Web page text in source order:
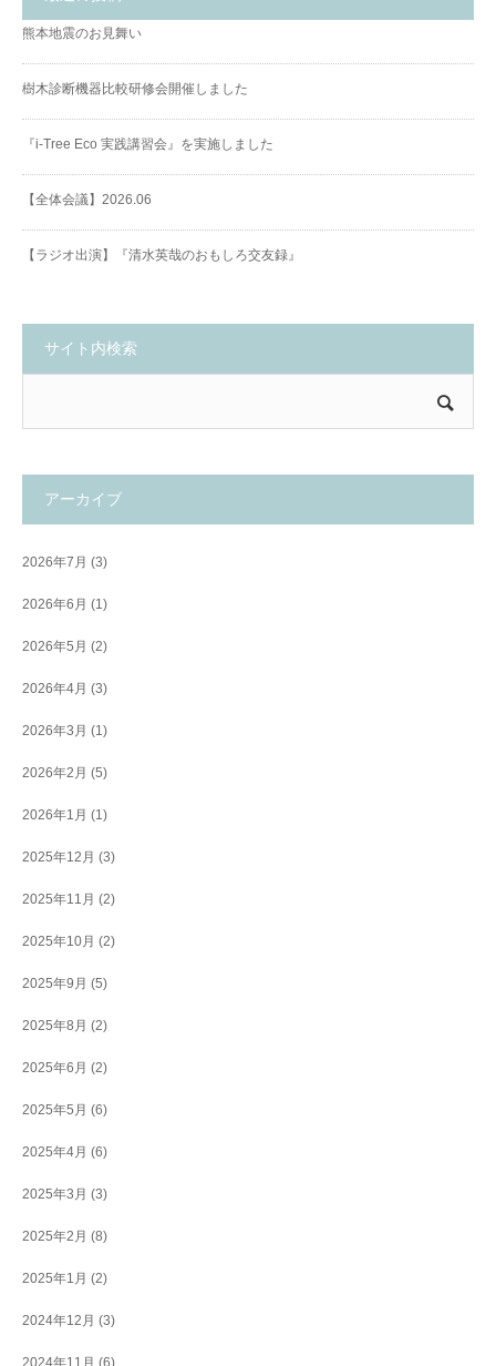
熊本地震のお見舞い
樹木診断機器比較研修会開催しました
『i-Tree Eco 実践講習会』を実施しました
【全体会議】2026.06
【ラジオ出演】『清水英哉のおもしろ交友録』
サイト内検索
アーカイブ
2026年7月 (3)
2026年6月 (1)
2026年5月 (2)
2026年4月 (3)
2026年3月 (1)
2026年2月 (5)
2026年1月 (1)
2025年12月 (3)
2025年11月 (2)
2025年10月 (2)
2025年9月 (5)
2025年8月 (2)
2025年6月 (2)
2025年5月 (6)
2025年4月 (6)
2025年3月 (3)
2025年2月 (8)
2025年1月 (2)
2024年12月 (3)
2024年11月 (6)